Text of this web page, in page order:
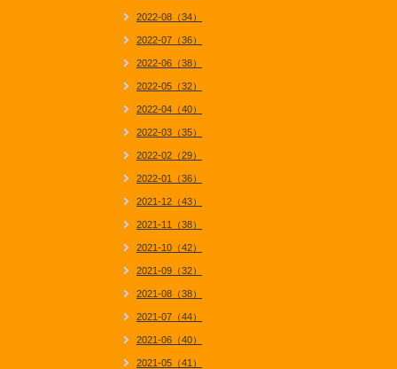
2022-08（34）
2022-07（36）
2022-06（38）
2022-05（32）
2022-04（40）
2022-03（35）
2022-02（29）
2022-01（36）
2021-12（43）
2021-11（38）
2021-10（42）
2021-09（32）
2021-08（38）
2021-07（44）
2021-06（40）
2021-05（41）